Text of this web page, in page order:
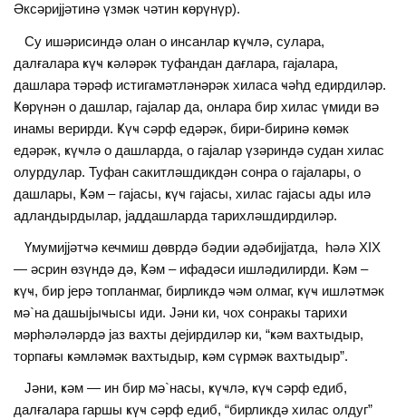
Әксәриjjәтинә үзмәк чәтин ҝөрүнүр).
Су ишәрисиндә олан о инсанлар ҝүҹлә, сулара,
далғалара ҝүҹ ҝәләрәк туфандан дағлара, гаjалара,
дашлара тәрәф истигамәтләнәрәк хиласа ҹәһд едирдиләр.
Ҝөрүнән о дашлар, гаjалар да, онлара бир хилас үмиди вә
инамы верирди. Ҝүҹ сәрф едәрәк, бири-биринә көмәк
едәрәк, ҝүҹлә о дашларда, о гаjалар үзәриндә судан хилас
олурдулар. Туфан сакитләшдикдән сонра о гаjалары, о
дашлары, Ҝәм – гаjасы, ҝүҹ гаjасы, хилас гаjасы ады илә
адландырдылар, jаддашларда тарихләшдирдиләр.
Үмумиjjәтҹә кечмиш дөврдә бәдии әдәбиjjатда, һәлә ΧІΧ
— әсрин өзүндә дә, Ҝәм – ифадәси ишләдилирди. Ҝәм –
ҝүҹ, бир jерә топланмаг, бирликдә ҹәм олмаг, ҝүҹ ишләтмәк
мә`на дашыjыҹысы иди. Јәни ки, чох сонракы тарихи
мәрһәләләрдә jаз вахты деjирдиләр ки, “ҝәм вахтыдыр,
торпағы ҝәмләмәк вахтыдыр, ҝәм сүрмәк вахтыдыр”.
Јәни, ҝәм — ин бир мә`насы, ҝүҹлә, ҝүҹ сәрф едиб,
далғалара гаршы ҝүҹ сәрф едиб, “бирликдә хилас олдуг”